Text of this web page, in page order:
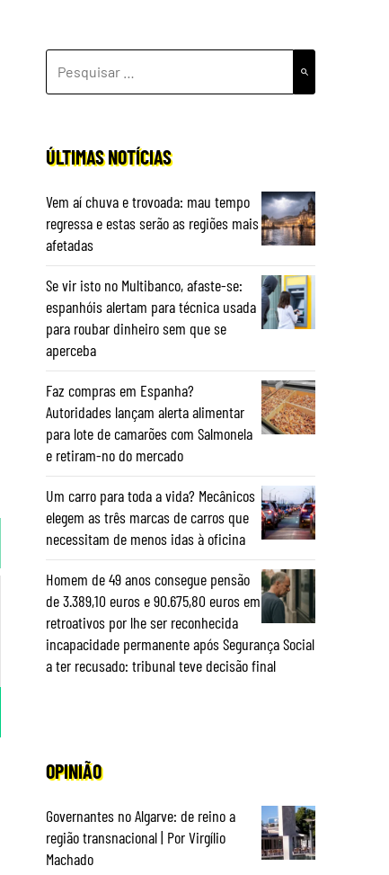
POR:
ÚLTIMAS NOTÍCIAS
Vem aí chuva e trovoada: mau tempo
regressa e estas serão as regiões mais
afetadas
Se vir isto no Multibanco, afaste-se:
espanhóis alertam para técnica usada
para roubar dinheiro sem que se
aperceba
Faz compras em Espanha?
Autoridades lançam alerta alimentar
para lote de camarões com Salmonela
e retiram-no do mercado
Um carro para toda a vida? Mecânicos
elegem as três marcas de carros que
necessitam de menos idas à oficina
Homem de 49 anos consegue pensão
de 3.389,10 euros e 90.675,80 euros em
retroativos por lhe ser reconhecida
incapacidade permanente após Segurança Social
a ter recusado: tribunal teve decisão final
OPINIÃO
Governantes no Algarve: de reino a
região transnacional | Por Virgílio
Machado